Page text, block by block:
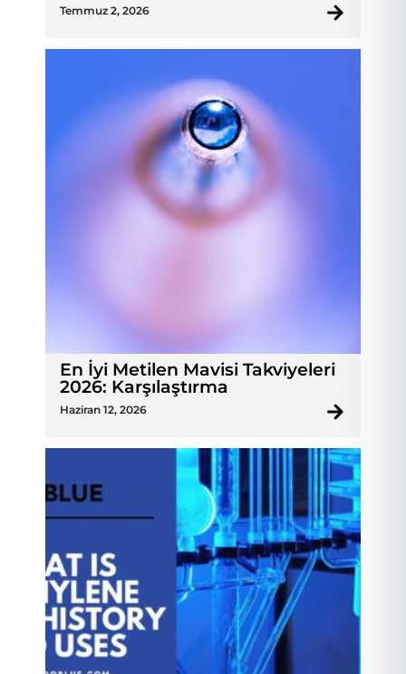
Temmuz 2, 2026
En İyi Metilen Mavisi Takviyeleri
2026: Karşılaştırma
Haziran 12, 2026